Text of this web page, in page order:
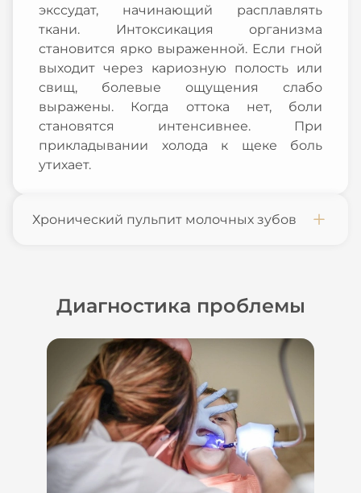
экссудат, начинающий расплавлять
ткани. Интоксикация организма
становится ярко выраженной. Если гной
выходит через кариозную полость или
свищ, болевые ощущения слабо
выражены. Когда оттока нет, боли
становятся интенсивнее. При
прикладывании холода к щеке боль
утихает.
Хронический пульпит молочных зубов
Диагностика проблемы